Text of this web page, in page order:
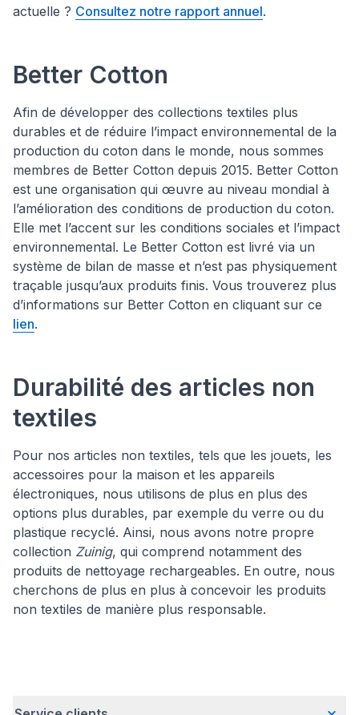
actuelle ? Consultez notre rapport annuel.
Better Cotton
Afin de développer des collections textiles plus
durables et de réduire l’impact environnemental de la
production du coton dans le monde, nous sommes
membres de Better Cotton depuis 2015. Better Cotton
est une organisation qui œuvre au niveau mondial à
l’amélioration des conditions de production du coton.
Elle met l’accent sur les conditions sociales et l’impact
environnemental. Le Better Cotton est livré via un
système de bilan de masse et n’est pas physiquement
traçable jusqu’aux produits finis. Vous trouverez plus
d’informations sur Better Cotton en cliquant sur ce
lien.
Durabilité des articles non
textiles
Pour nos articles non textiles, tels que les jouets, les
accessoires pour la maison et les appareils
électroniques, nous utilisons de plus en plus des
options plus durables, par exemple du verre ou du
plastique recyclé. Ainsi, nous avons notre propre
collection Zuinig, qui comprend notamment des
produits de nettoyage rechargeables. En outre, nous
cherchons de plus en plus à concevoir les produits
non textiles de manière plus responsable.